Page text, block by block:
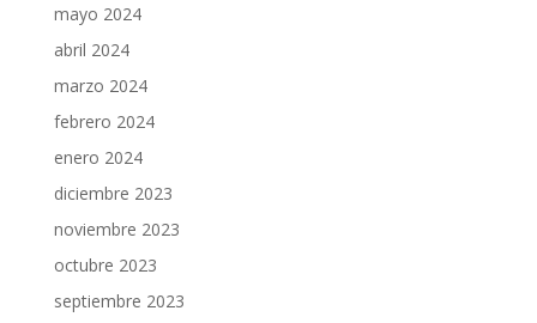
mayo 2024
abril 2024
marzo 2024
febrero 2024
enero 2024
diciembre 2023
noviembre 2023
octubre 2023
septiembre 2023